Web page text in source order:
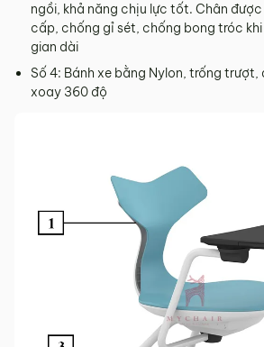
ngồi, khả năng chịu lực tốt. Chân
cấp, chống gỉ sét, chống bong tróc
gian dài
Số 4: Bánh xe bằng Nylon, trống trượt,
xoay 360 độ